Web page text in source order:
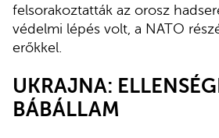
felsorakoztatták az orosz
védelmi lépés volt, a NATO
erőkkel.
UKRAJNA:
BÁBÁLLAM